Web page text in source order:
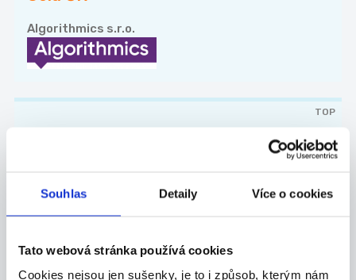
Souhlas Detaily Více o cookies
Tato webová stránka používá cookies
Cookies nejsou jen sušenky, je to i způsob, kterým nám
Algorithmics s.r.o.
TOP
Nabízíme možnost výdělkové činnosti výrobou
nebo...
Ormicos s.r.o.